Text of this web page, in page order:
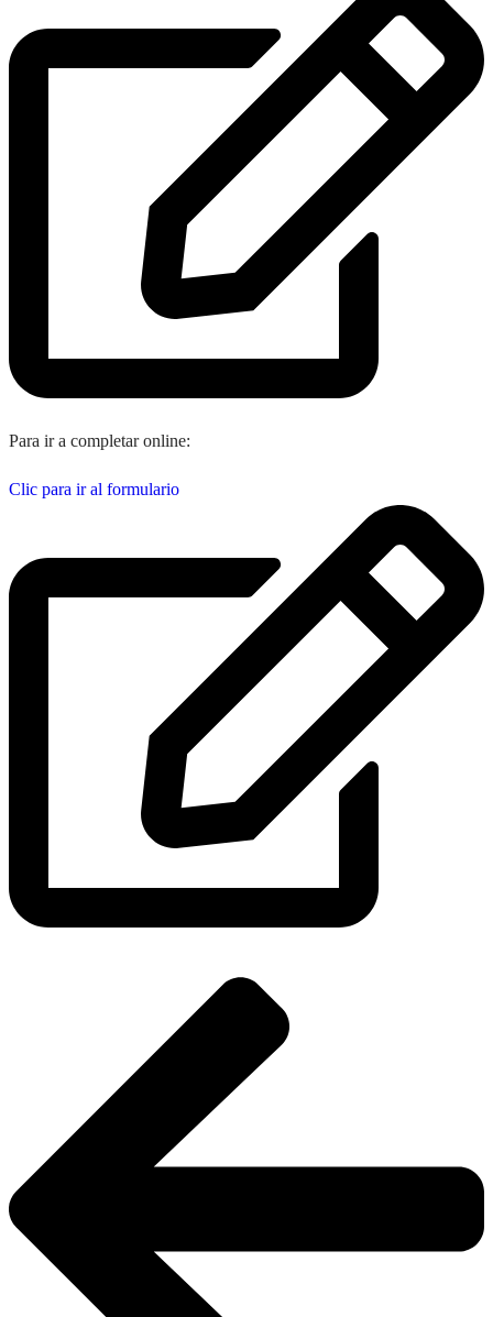
Para ir a completar online:
Clic para ir al formulario